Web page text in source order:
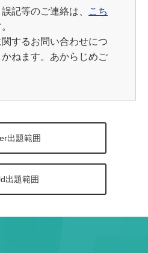
記等のご連絡は、
こち
するお問い合わせにつ
ねます。あからじめご
出題範囲
出題範囲